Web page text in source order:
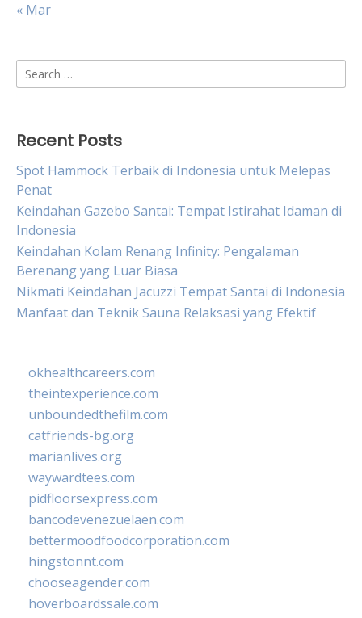
« Mar
Search
for:
Recent Posts
Spot Hammock Terbaik di Indonesia untuk Melepas
Penat
Keindahan Gazebo Santai: Tempat Istirahat Idaman di
Indonesia
Keindahan Kolam Renang Infinity: Pengalaman
Berenang yang Luar Biasa
Nikmati Keindahan Jacuzzi Tempat Santai di Indonesia
Manfaat dan Teknik Sauna Relaksasi yang Efektif
okhealthcareers.com
theintexperience.com
unboundedthefilm.com
catfriends-bg.org
marianlives.org
waywardtees.com
pidfloorsexpress.com
bancodevenezuelaen.com
bettermoodfoodcorporation.com
hingstonnt.com
chooseagender.com
hoverboardssale.com